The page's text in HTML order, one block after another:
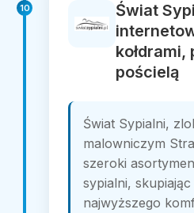
10
Świat
kołdrami,
pościelą
Świat Sypialni,
malowniczym
szeroki
sypialni,
najwyższego